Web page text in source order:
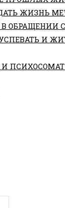
ЖИЗНЬ
ОБРАЩЕНИИ
И
И